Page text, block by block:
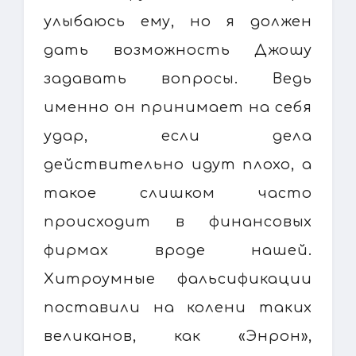
улыбаюсь ему, но я должен
дать возможность Джошу
задавать вопросы. Ведь
именно он принимает на себя
удар, если дела
действительно идут плохо, а
такое слишком часто
происходит в финансовых
фирмах вроде нашей.
Хитроумные фальсификации
поставили на колени таких
великанов, как «Энрон»,